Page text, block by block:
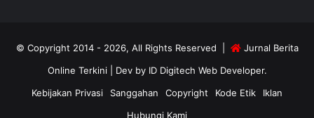
© Copyright 2014 - 2026, All Rights Reserved |
Jurnal Berita
Online Terkini| Dev by ID Digitech Web Developer.
Kebijakan Privasi
Sanggahan Copyright Kode Etik
Iklan
Hubungi Kami